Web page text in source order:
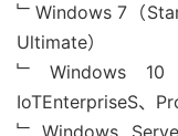
﹂Windows 7（
Ultimate）
﹂Windows 10
IoTEnterpriseS、